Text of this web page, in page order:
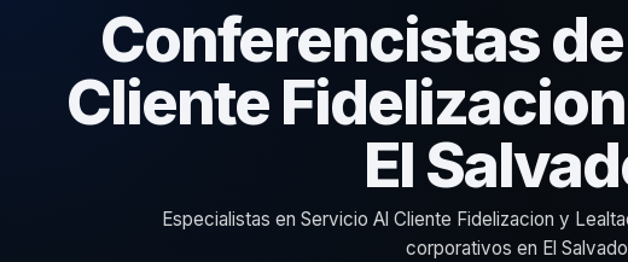
Conferencistas
Cliente
El
Especialistas en Servicio Al Cliente Fidelizacion y
corporativos en El